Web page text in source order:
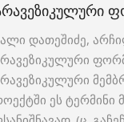
დათეშიძე,
ეს